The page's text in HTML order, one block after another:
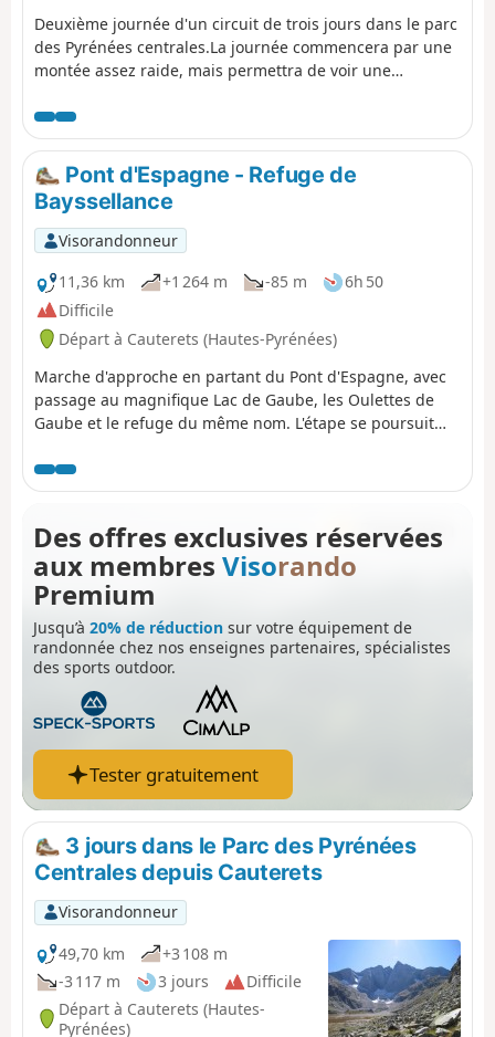
Deuxième journée d'un circuit de trois jours dans le parc
des Pyrénées centrales.La journée commencera par une
montée assez raide, mais permettra de voir une
Wallon.Si le temps manque, le passage aux lacs d'Opale
peut être supprimé.
Pont d'Espagne - Refuge de
Bayssellance
Visorandonneur
11,36 km
+1 264 m -85 m
6h 50
Difficile
Départ à Cauterets (Hautes-Pyrénées)
Marche d'approche en partant du Pont d'Espagne, avec
passage au magnifique Lac de Gaube, les Oulettes de
Gaube et le refuge du même nom. L'étape se poursuit
passage de la Hourquette d'Ossoue avant de
redescendre sur le Refuge de Bayssellance.
Des offres exclusives réservées
aux membres Visorando
Premium
Jusqu’à 20% de réduction sur votre équipement de
randonnée chez nos enseignes partenaires, spécialistes
des sports outdoor.
Tester gratuitement
3 jours dans le Parc des Pyrénées
Centrales depuis Cauterets
Visorandonneur
49,70 km
+3 108 m
-3 117 m
3 jours
Difficile
Départ à Cauterets (Hautes-
Pyrénées)